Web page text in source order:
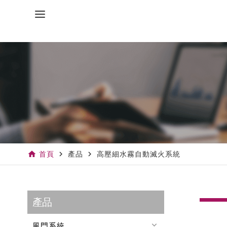
home 首頁 navigate_next 產品 navigate_next 高壓細水霧自動滅火系統
產品